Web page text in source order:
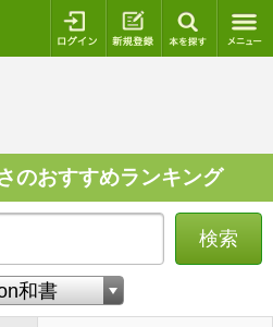
ログイン 新規登録
のおすすめランキング
検索